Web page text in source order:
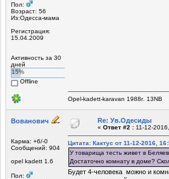
Пол:
Возраст: 56
Из:Одесса-мама
Регистрация:
15.04.2009
Активность за 30
дней
15%
Offline
Opel-kadett-karavan 1988г. 13NB
Вованович
Карма: +6/-0
Сообщений: 904
opel kadett 1.6
Пол:
Re: Ув.Одесиды
« Ответ #2 : 11-12-
Цитата: Кактус от 11-12-2016,
У товарища тесть живет в
Достаточно комнату в доме?
Будет 4-человека можно и